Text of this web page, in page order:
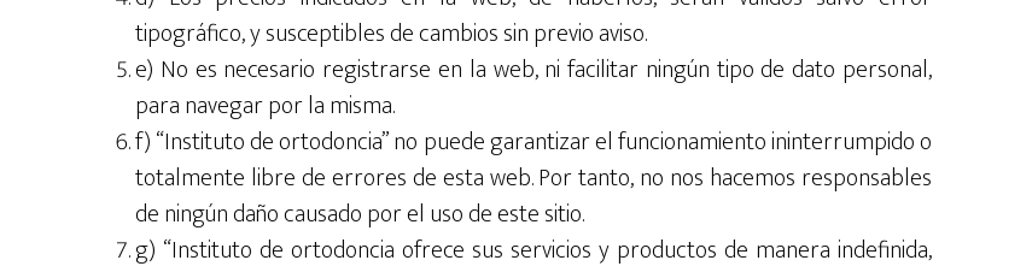
tipográfico, y susceptibles de cambios sin previo aviso.
e) No es necesario registrarse en la web, ni facilitar ningún tipo de dato personal,
para navegar por la misma.
f) “Instituto de ortodoncia” no puede garantizar el funcionamiento ininterrumpido o
totalmente libre de errores de esta web. Por tanto, no nos hacemos responsables
de ningún daño causado por el uso de este sitio.
g) “Instituto de ortodoncia ofrece sus servicios y productos de manera indefinida,